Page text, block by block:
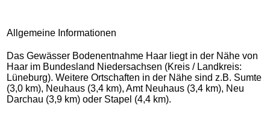
Allgemeine Informationen
Das Gewässer Bodenentnahme Haar liegt in der Nähe von
Haar im Bundesland Niedersachsen (Kreis / Landkreis:
Lüneburg). Weitere Ortschaften in der Nähe sind z.B. Sumte
(3,0 km), Neuhaus (3,4 km), Amt Neuhaus (3,4 km), Neu
Darchau (3,9 km) oder Stapel (4,4 km).